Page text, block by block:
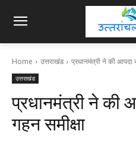
Home उत्तराखंड प्रधानमंत्री ने की आपदा
उत्तराखंड
प्रधानमंत्री ने की
गहन समीक्षा